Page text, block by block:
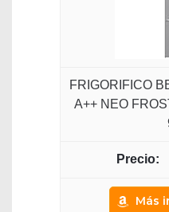
FRIGORIFICO
A++ NEO
Más